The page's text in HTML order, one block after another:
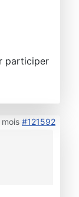
participer
#121592